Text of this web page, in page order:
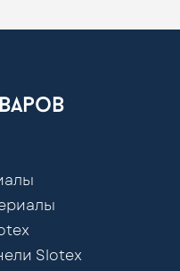
Slotex